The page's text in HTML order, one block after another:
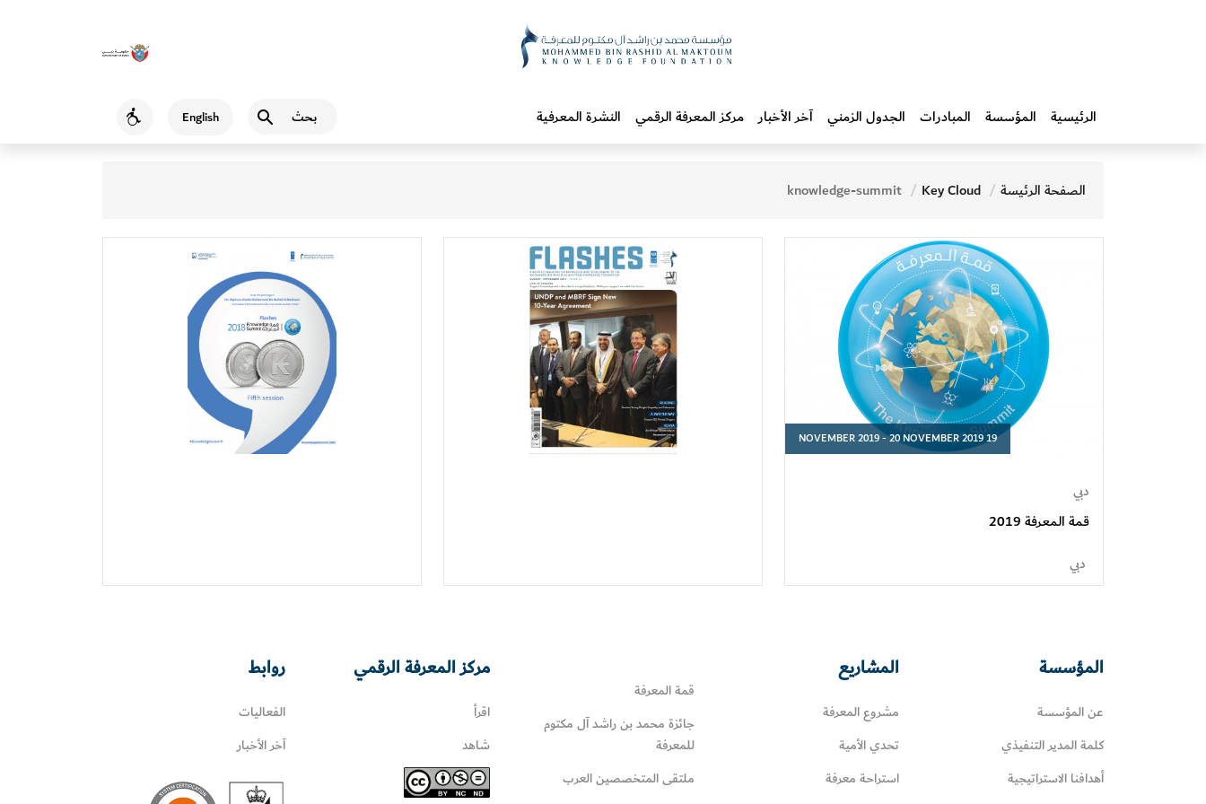
English
Accessibility الرئيسية المؤسسة المبادرات‎ الجدول الزمني آخر الأخبار مركز المعرفة الرقمي النشرة المعرفية
الصفحة الرئيسة Key Cloud
knowledge-summit
19 NOVEMBER 2019 - 20 NOVEMBER 2019
دبي
قمة المعرفة 2019
دبي
المؤسسة
عن المؤسسة
كلمة المدير التنفيذي
أهدافنا الاستراتيجية
المشاريع
مشروع المعرفة
تحدي الأمية
استراحة معرفة
قمة المعرفة
جائزة محمد بن راشد آل مكتوم
للمعرفة
ملتقى المتخصصين العرب
مركز المعرفة الرقمي
اقرأ
شاهد
روابط
الفعاليات
آخر الأخبار